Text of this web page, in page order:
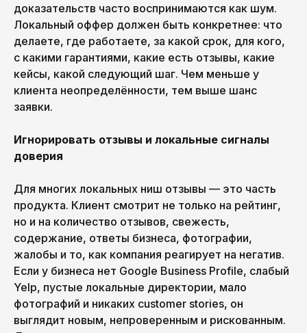
доказательств часто воспринимаются как шум.
Локальный оффер должен быть конкретнее: что
делаете, где работаете, за какой срок, для кого,
с какими гарантиями, какие есть отзывы, какие
кейсы, какой следующий шаг. Чем меньше у
клиента неопределённости, тем выше шанс
заявки.
Игнорировать отзывы и локальные сигналы
доверия
Для многих локальных ниш отзывы — это часть
продукта. Клиент смотрит не только на рейтинг,
но и на количество отзывов, свежесть,
содержание, ответы бизнеса, фотографии,
жалобы и то, как компания реагирует на негатив.
Если у бизнеса нет Google Business Profile, слабый
Yelp, пустые локальные директории, мало
фотографий и никаких customer stories, он
выглядит новым, непроверенным и рискованным.